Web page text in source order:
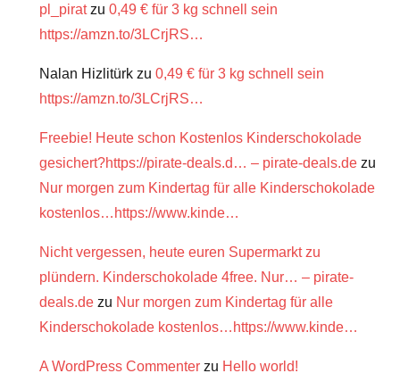
pl_piratzu 0,49 € für 3 kg schnell sein
https://amzn.to/3LCrjRS…
Nalan Hizlitürk zu 0,49 € für 3 kg schnell sein
https://amzn.to/3LCrjRS…
Freebie! Heute schon Kostenlos Kinderschokolade
gesichert?https://pirate-deals.d… – pirate-deals.de zu
Nur morgen zum Kindertag für alle Kinderschokolade
kostenlos…https://www.kinde…
Nicht vergessen, heute euren Supermarkt zu
plündern. Kinderschokolade 4free. Nur… – pirate-
deals.de zu Nur morgen zum Kindertag für alle
Kinderschokolade kostenlos…https://www.kinde…
A WordPress Commenter zu Hello world!